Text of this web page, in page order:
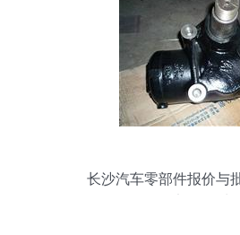
长沙汽车零部件报价与